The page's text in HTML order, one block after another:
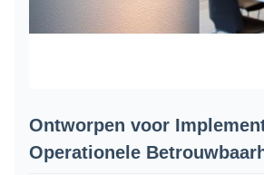
Ontworpen voor
Operationele